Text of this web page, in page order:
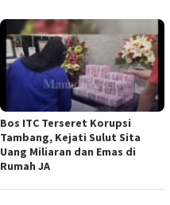
Bos ITC Terseret Korupsi
Tambang, Kejati Sulut Sita
Uang Miliaran dan Emas di
Rumah JA